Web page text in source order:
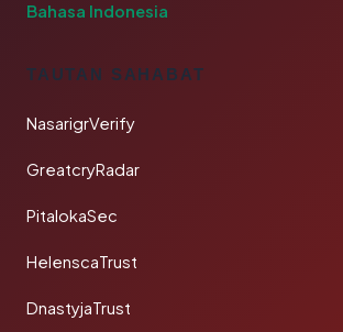
Bahasa Indonesia
TAUTAN SAHABAT
NasarigrVerify
GreatcryRadar
PitalokaSec
HelenscaTrust
DnastyjaTrust